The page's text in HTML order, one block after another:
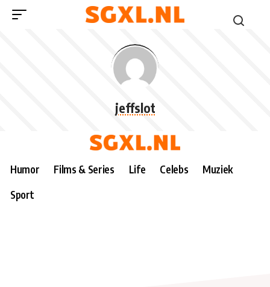
jeffslot
Humor Films & Series Life Celebs
Muziek
Sport